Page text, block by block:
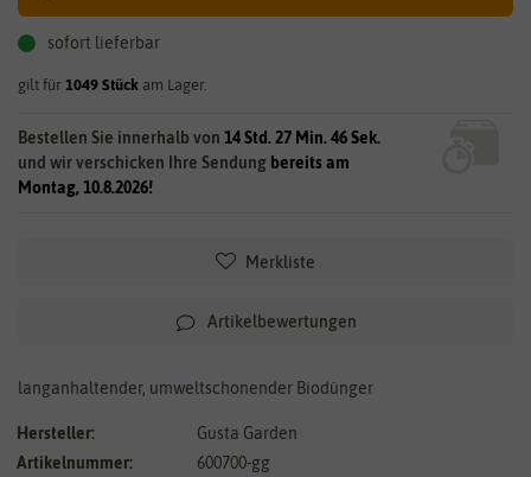
sofort lieferbar
gilt für 1049 Stück am Lager.
Bestellen Sie innerhalb von 14 Std. 27 Min. 45 Sek.
und wir verschicken Ihre Sendung bereits am
Montag, 10.8.2026!
Merkliste
Artikelbewertungen
langanhaltender, umweltschonender Biodünger
Hersteller:
Gusta Garden
Artikelnummer:
600700-gg